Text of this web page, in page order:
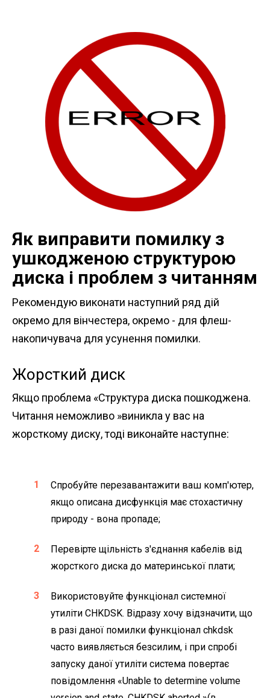
Як виправити помилку з
ушкодженою структурою
диска і проблем з читанням
Рекомендую виконати наступний ряд дій
окремо для вінчестера, окремо - для флеш-
накопичувача для усунення помилки.
Жорсткий диск
Якщо проблема «Структура диска пошкоджена.
Читання неможливо »виникла у вас на
жорсткому диску, тоді виконайте наступне:
Спробуйте перезавантажити ваш комп'ютер,
якщо описана дисфункція має стохастичну
природу - вона пропаде;
Перевірте щільність з'єднання кабелів від
жорсткого диска до материнської плати;
Використовуйте функціонал системної
утиліти CHKDSK. Відразу хочу відзначити, що
в разі даної помилки функціонал chkdsk
часто виявляється безсилим, і при спробі
запуску даної утиліти система повертає
повідомлення «Unable to determine volume